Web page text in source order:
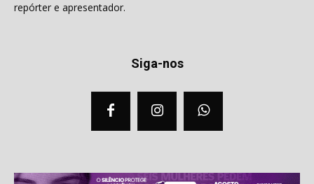
repórter e apresentador.
Siga-nos